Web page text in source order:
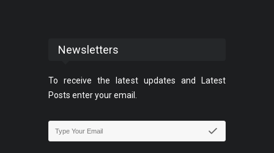
Newsletters
To receive the latest updates and Latest
Posts enter your email.